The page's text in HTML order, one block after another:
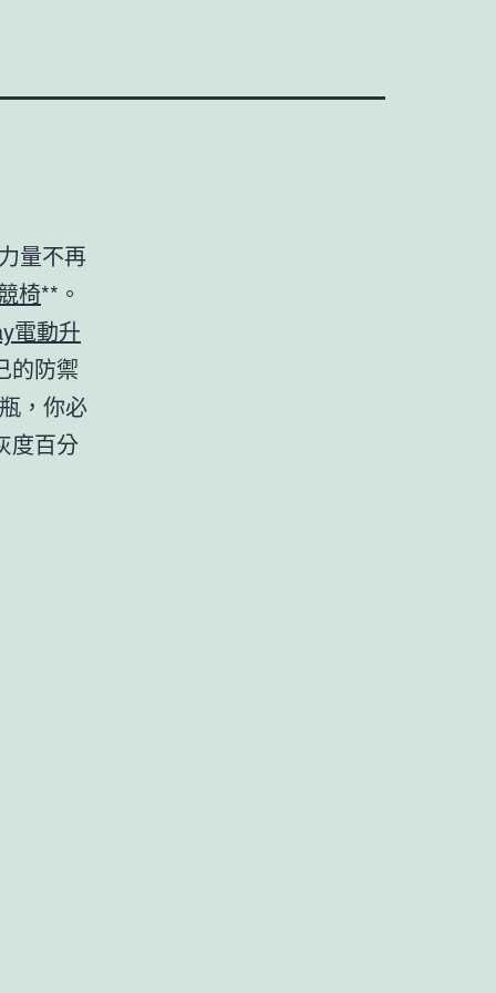
量不再
椅**。
電動升
的防禦
，你必
度百分